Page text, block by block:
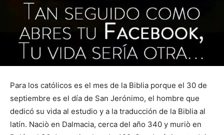
Para los católicos es el mes de la Biblia porque el 30 de
septiembre es el día de San Jerónimo, el hombre que
dedicó su vida al estudio y a la traducción de la Biblia al
latín. Naciò en Dalmacia, cerca del año 340 y muriò en